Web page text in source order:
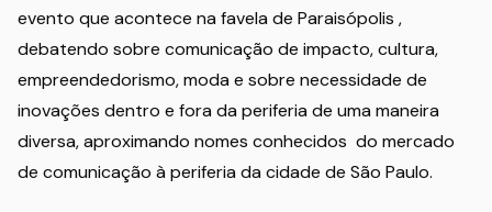
evento que acontece na favela de Paraisópolis ,
debatendo sobre comunicação de impacto, cultura,
empreendedorismo, moda e sobre necessidade de
inovações dentro e fora da periferia de uma maneira
diversa, aproximando nomes conhecidos do mercado
de comunicação à periferia da cidade de São Paulo.